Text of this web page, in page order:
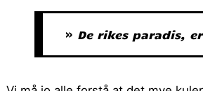
» De rikes paradis,